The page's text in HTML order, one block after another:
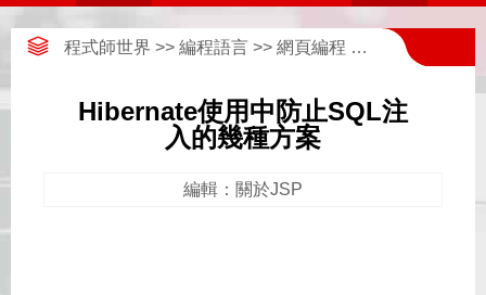
程式師世界 >> 編程語言 >> 網頁編程 JSP編程
Hibernate使用中防止SQL注
入的幾種方案
編輯：關於JSP